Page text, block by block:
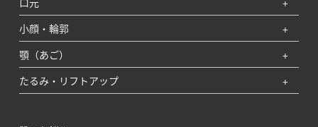
小顔・輪郭
顎（あご）
たるみ・リフトアップ